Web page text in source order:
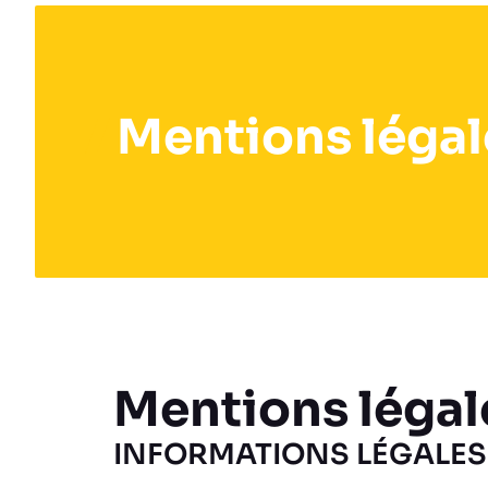
Mentions
Mentions
INFORMATIONS LÉGALES